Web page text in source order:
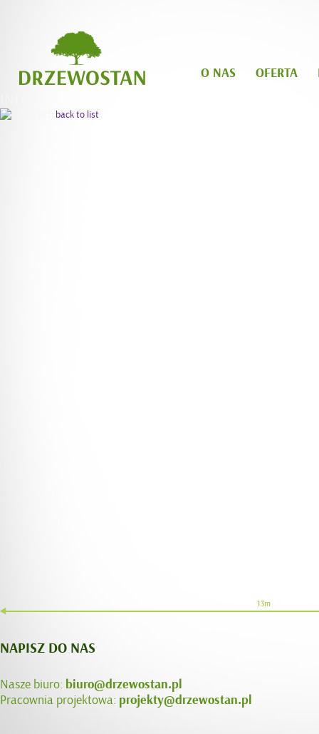
O NAS OFERTA
back to list
NAPISZ DO NAS
Nasze biuro: biuro@drzewostan.pl
Pracownia projektowa: projekty@drzewostan.pl